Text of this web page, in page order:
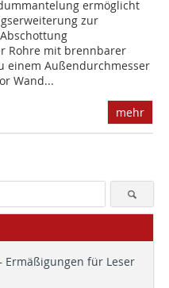
ermöglicht
zur
Rohre mit brennbarer
einem Außendurchmesser
Wand...
mehr
Ermäßigungen für Leser